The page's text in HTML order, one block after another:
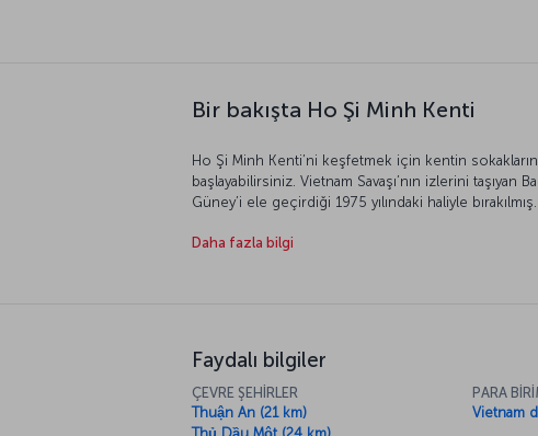
Bir bakışta Ho Şi Minh Kenti
Ho Şi Minh Kenti’ni keşfetmek için kentin sokaklarına
başlayabilirsiniz. Vietnam Savaşı’nın izlerini taşıyan
Güney’i ele geçirdiği 1975 yılındaki haliyle
geçirilen ABD savaş araçlarını da görebilirsiniz.
kentin en güzel sokak lezzetlerini tadabilirsiniz.
kentin her yerinde karşılaşabileceğiniz yerel
Vietnam lezzetlerini tadabilirsiniz.
Daha fazla bilgi
Faydalı bilgiler
ÇEVRE ŞEHİRLER
Thuận An (21 km)
PARA
Vietnam